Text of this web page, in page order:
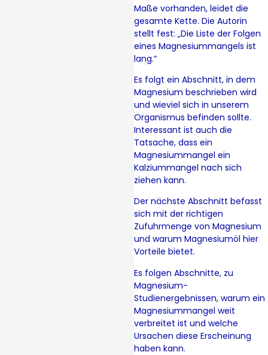
Maße vorhanden, leidet die
gesamte Kette. Die Autorin
stellt fest: „Die Liste der Folgen
eines Magnesiummangels ist
lang.“
Es folgt ein Abschnitt, in dem
Magnesium beschrieben wird
und wieviel sich in unserem
Organismus befinden sollte.
Interessant ist auch die
Tatsache, dass ein
Magnesiummangel ein
Kalziummangel nach sich
ziehen kann.
Der nächste Abschnitt befasst
sich mit der richtigen
Zufuhrmenge von Magnesium
und warum Magnesiumöl hier
Vorteile bietet.
Es folgen Abschnitte, zu
Magnesium-
Studienergebnissen, warum ein
Magnesiummangel weit
verbreitet ist und welche
Ursachen diese Erscheinung
haben kann.